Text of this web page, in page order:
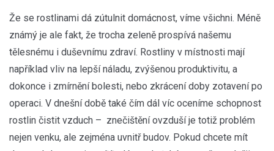
Že se rostlinami dá zútulnit domácnost, víme všichni. Méně
známý je ale fakt, že trocha zeleně prospívá našemu
tělesnému i duševnímu zdraví. Rostliny v místnosti mají
například vliv na lepší náladu, zvýšenou produktivitu, a
dokonce i zmírnění bolesti, nebo zkrácení doby zotavení po
operaci. V dnešní době také čím dál víc oceníme schopnost
rostlin čistit vzduch – znečištění ovzduší je totiž problém
nejen venku, ale zejména uvnitř budov. Pokud chcete mít